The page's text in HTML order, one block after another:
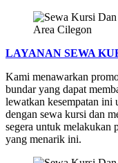
LAYANAN SEWA
Kami menawarkan
bundar yang dapat
lewatkan kesempatan ini
dengan sewa kursi dan
segera untuk melakukan
yang menarik ini.